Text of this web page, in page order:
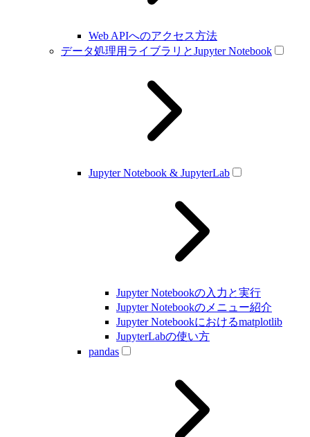
Web APIへのアクセス方法
データ処理用ライブラリとJupyter Notebook
Jupyter Notebook & JupyterLab
Jupyter Notebookの入力と実行
Jupyter Notebookのメニュー紹介
Jupyter Notebookにおけるmatplotlib
JupyterLabの使い方
pandas